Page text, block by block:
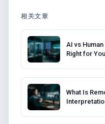
相关文章
AI vs
Right for
What Is